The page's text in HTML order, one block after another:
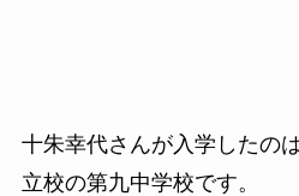
十朱幸代さんが入学したの
立校の第九中学校です。